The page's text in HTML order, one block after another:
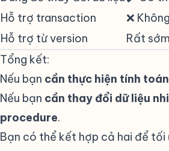
Hỗ trợ transaction
❌
Hỗ trợ từ version
Rất
Tổng kết:
Nếu bạn cần thực hiện tính
Nếu bạn cần thay đổi dữ liệu
procedure.
Bạn có thể kết hợp cả hai để tối